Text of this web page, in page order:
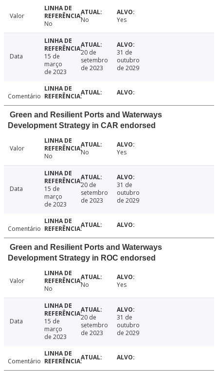
Valor
No
No Yes
Data
15 de
março
de 2023
20 de
setembro
de 2023
31 de
outubro
de 2029
Comentário
Green and Resilient Ports and Waterways
Development Strategy in CAR endorsed
Valor
No
No Yes
Data
15 de
março
de 2023
20 de
setembro
de 2023
31 de
outubro
de 2029
Comentário
Green and Resilient Ports and Waterways
Development Strategy in ROC endorsed
Valor
No
No Yes
Data
15 de
março
de 2023
20 de
setembro
de 2023
31 de
outubro
de 2029
Comentário